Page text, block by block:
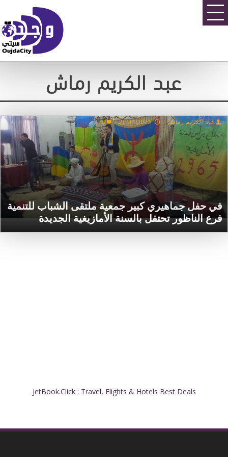
عبد الكريم رماش
في حفل جماهيري كبير جمعية ملتقى الشباب للتنمية
فرع الناظور تحتفل بالسنة الأمازيغية الجديدة
عبد الكريم رماش /
20/01/2015
/
0
JetBook.Click : Travel, Flights & Hotels Best Deals